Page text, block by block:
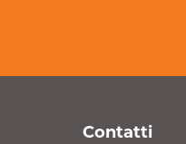
Contatti